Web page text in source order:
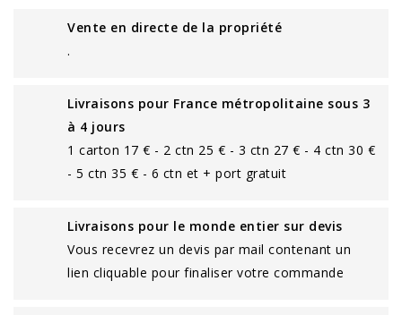
Vente en directe de la propriété
.
Livraisons pour France métropolitaine sous 3
à 4 jours
1 carton 17 € - 2 ctn 25 € - 3 ctn 27 € - 4 ctn 30 €
- 5 ctn 35 € - 6 ctn et + port gratuit
Livraisons pour le monde entier sur devis
Vous recevrez un devis par mail contenant un
lien cliquable pour finaliser votre commande